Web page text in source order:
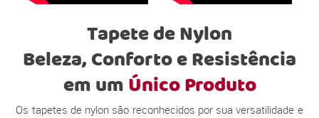
Tapete de Nylon
Beleza, Conforto e Resistência
em umÚnico Produto
Os tapetes de nylon são reconhecidos por sua versatilidade e